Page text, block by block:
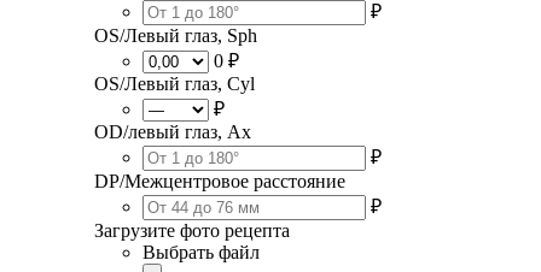
₽
OS/Левый глаз, Sph
0 ₽
OS/Левый глаз, Cyl
₽
OD/левый глаз, Ax
₽
DP/Межцентровое расстояние
₽
Загрузите фото рецепта
Выбрать файл